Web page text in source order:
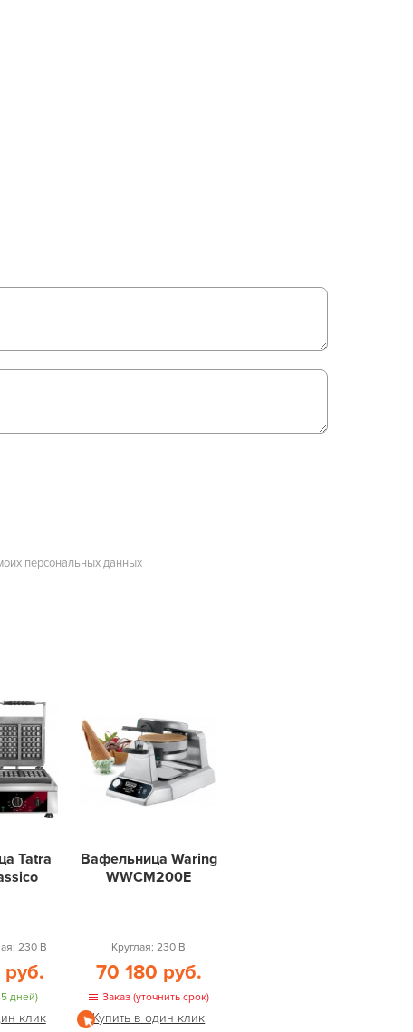
персональных данных
Tatra
230 В
дней)
клик
Вафельница Waring
WWCM200E
Круглая; 230 В
70 180 руб.
Заказ (уточнить срок)
Купить в один клик